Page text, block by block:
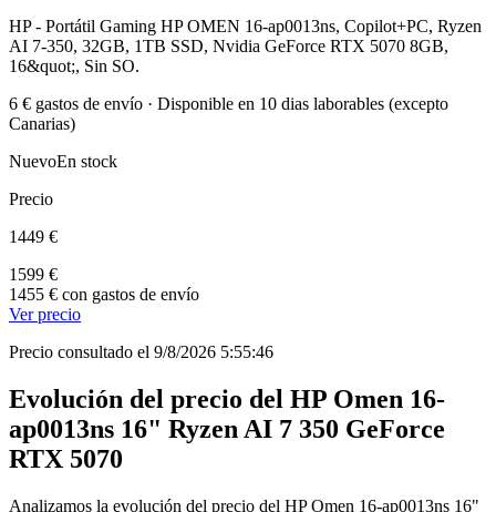
HP - Portátil Gaming HP OMEN 16-ap0013ns, Copilot+PC, Ryzen
AI 7-350, 32GB, 1TB SSD, Nvidia GeForce RTX 5070 8GB,
16&quot;, Sin SO.
6 € gastos de envío · Disponible en 10 dias laborables (excepto
Canarias)
NuevoEn stock
Precio
1449 €
1599 €
1455 € con gastos de envío
Ver precio
Precio consultado el 9/8/2026 5:55:46
Evolución del precio del HP Omen 16-
ap0013ns 16" Ryzen AI 7 350 GeForce
RTX 5070
Analizamos la evolución del precio del HP Omen 16-ap0013ns 16"